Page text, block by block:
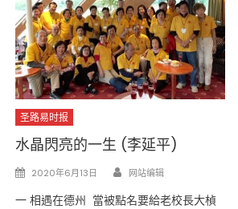
圣路易时报
水晶閃亮的一生 (李延平)
Posted
2020年6月13日 Author
网站编辑
一 相遇在德州 當被點名要給老校長大楨